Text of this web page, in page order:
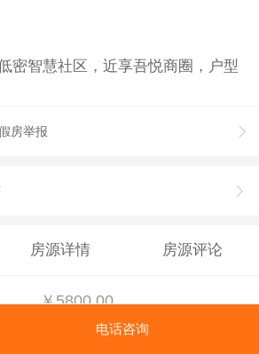
密智慧社区，近享吾悦商圈，户型
房举报
房源详情 房源评论
￥5800.00
电话咨询